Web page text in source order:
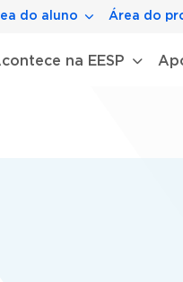
do aluno Área do
na EESP